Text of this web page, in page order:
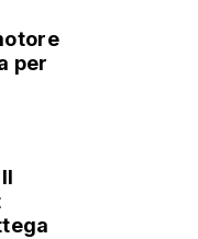
per